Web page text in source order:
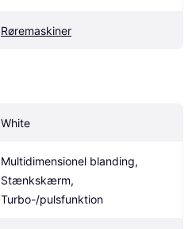
Røremaskiner
White
Multidimensionel blanding,
Stænkskærm,
Turbo-/pulsfunktion